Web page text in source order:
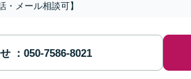
・メール相談可】